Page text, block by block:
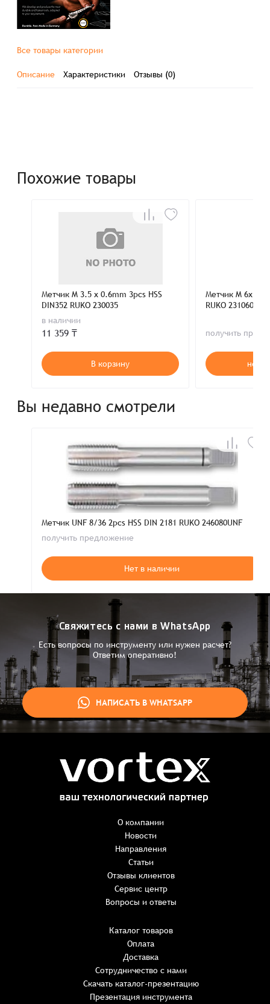
обязательное поле
Заказать презентацию
Не менее шести символов
Заказ успешно оформлен
Спасибо, что выбрали нас! Менеджер свяжется с Вами в
Восстановление пароля
Все товары категории
Описание Характеристики Отзывы (0)
Похожие товары
Метчик M 3.5 x 0.6mm 3pcs HSS
DIN352 RUKO 230035
в наличии
11 359 ₸
В корзину
Метчик M
RUKO 231060
получить
нет в
Вы недавно смотрели
Метчик UNF 8/36 2pcs HSS DIN 2181 RUKO 246080UNF
получить предложение
Нет в наличии
Свяжитесь с нами в WhatsApp
Есть вопросы по инструменту или нужен расчет?
Ответим оперативно!
НАПИСАТЬ В WHATSAPP
О компании
Новости
Направления
Статьи
Отзывы клиентов
Сервис центр
Вопросы и ответы
Каталог товаров
Оплата
Доставка
Сотрудничество с нами
Скачать каталог-презентацию
Презентация инструмента